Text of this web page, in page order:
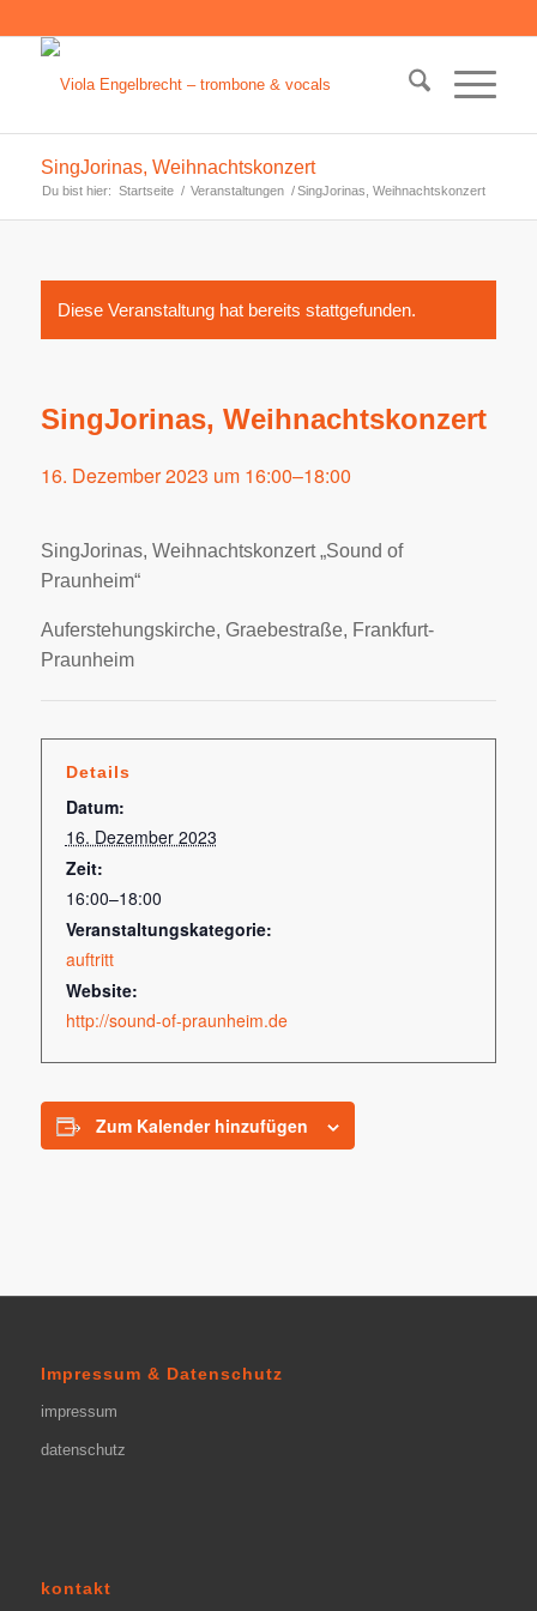
SingJorinas, Weihnachtskonzert
Du bist hier: Startseite / Veranstaltungen / SingJorinas, Weihnachtskonzert
Diese Veranstaltung hat bereits stattgefunden.
SingJorinas, Weihnachtskonzert
16. Dezember 2023 um 16:00–18:00
SingJorinas, Weihnachtskonzert „Sound of
Praunheim“
Auferstehungskirche, Graebestraße, Frankfurt-
Praunheim
Details
Datum:
16. Dezember 2023
Zeit:
16:00–18:00
Veranstaltungskategorie:
auftritt
Website:
http://sound-of-praunheim.de
Zum Kalender hinzufügen
Impressum & Datenschutz
impressum
datenschutz
kontakt